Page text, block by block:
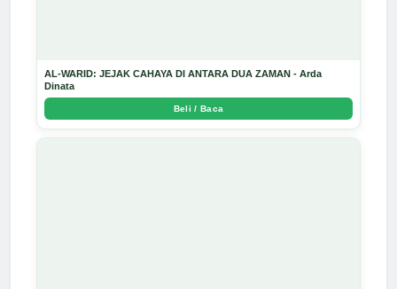
AL-WARID: JEJAK CAHAYA DI ANTARA DUA ZAMAN - Arda
Dinata
Beli / Baca